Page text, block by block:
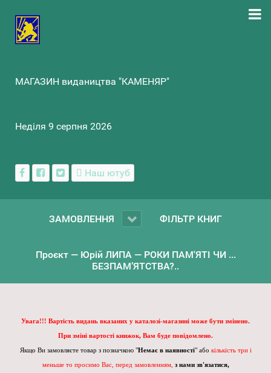
МАГАЗИН видаництва "КАМЕНЯР"
Неділя 9 серпня 2026
Наш ютуб
ЗАМОВЛЕННЯ ФІЛЬТР КНИГ
Проєкт — Юрій ЛИПА — РОКИ ПАМ'ЯТІ ЧИ ...
БЕЗПАМ’ЯТСТВА?..
Увага!!! Вартість видань вказаних у каталозі-магазині може бути змінено.
При зміні вартості книжок, Вам буде повідомлено.
Якщо Ви замовляєте товар з позначкою "Немає в наявності" або кількість три і
меньше то просимо Вас, перед замовленням, з нами зв'язатися,